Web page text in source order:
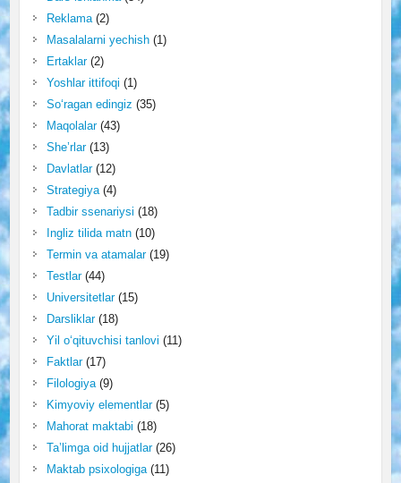
Reklama(2)
Masalalarni yechish(1)
Ertaklar(2)
Yoshlar ittifoqi (1)
So‘ragan edingiz (35)
Maqolalar(43)
She’rlar(13)
Davlatlar(12)
Strategiya(4)
Tadbir ssenariysi (18)
Ingliz tilida matn(10)
Termin va atamalar(19)
Testlar(44)
Universitetlar(15)
Darsliklar(18)
Yil o‘qituvchisi tanlovi (11)
Faktlar(17)
Filologiya(9)
Kimyoviy elementlar(5)
Mahorat maktabi (18)
Ta’limga oid hujjatlar(26)
Maktab psixologiga(11)